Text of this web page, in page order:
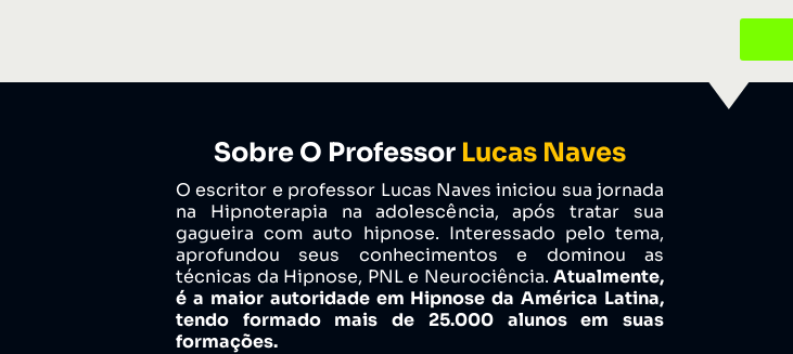
Sobre O Professor Lucas Naves
O escritor e professor Lucas Naves iniciou sua jornada
na Hipnoterapia na adolescência, após tratar sua
gagueira com auto hipnose. Interessado pelo tema,
aprofundou seus conhecimentos e dominou as
técnicas da Hipnose, PNL e Neurociência. Atualmente,
é a maior autoridade em Hipnose da América Latina,
tendo formado mais de 25.000 alunos em suas
formações.